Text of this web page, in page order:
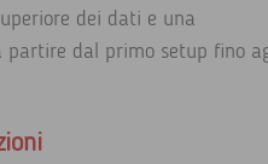
dei dati e una
partire dal primo setup fino